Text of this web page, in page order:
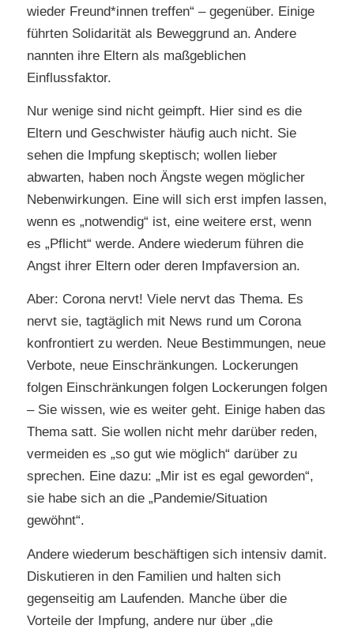
wieder Freund*innen treffen“ – gegenüber. Einige
führten Solidarität als Beweggrund an. Andere
nannten ihre Eltern als maßgeblichen
Einflussfaktor.
Nur wenige sind nicht geimpft. Hier sind es die
Eltern und Geschwister häufig auch nicht. Sie
sehen die Impfung skeptisch; wollen lieber
abwarten, haben noch Ängste wegen möglicher
Nebenwirkungen. Eine will sich erst impfen lassen,
wenn es „notwendig“ ist, eine weitere erst, wenn
es „Pflicht“ werde. Andere wiederum führen die
Angst ihrer Eltern oder deren Impfaversion an.
Aber: Corona nervt! Viele nervt das Thema. Es
nervt sie, tagtäglich mit News rund um Corona
konfrontiert zu werden. Neue Bestimmungen, neue
Verbote, neue Einschränkungen. Lockerungen
folgen Einschränkungen folgen Lockerungen folgen
– Sie wissen, wie es weiter geht. Einige haben das
Thema satt. Sie wollen nicht mehr darüber reden,
vermeiden es „so gut wie möglich“ darüber zu
sprechen. Eine dazu: „Mir ist es egal geworden“,
sie habe sich an die „Pandemie/Situation
gewöhnt“.
Andere wiederum beschäftigen sich intensiv damit.
Diskutieren in den Familien und halten sich
gegenseitig am Laufenden. Manche über die
Vorteile der Impfung, andere nur über „die